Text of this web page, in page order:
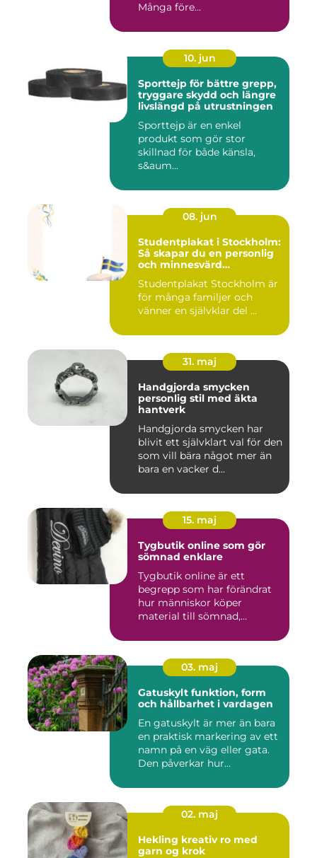
Många före...
10. jun
Sporttejp för bättre grepp,
tryggare skydd och längre
livslängd på utrustningen
Sporttejp är en enkel
produkt som gör stor
skillnad för både känsla,
s&aum...
08. jun
Studentplakat i Stockholm:
Så skapar du en personlig
och minnesvärd
Studentplakat Stockholm är
för många familjer och
vänner en självklar del ...
31. maj
Handgjorda smycken
personlig stil med äkta
hantverk
Handgjorda smycken har
blivit ett självklart val för den
som vill bära något mer än
bara en vacker d...
15. maj
Tygbutik online som gör
sömnad enklare
Tygbutik online är ett
begrepp som har förändrat
hur människor köper
material till sömnad,
03. maj
Gatuskylt funktion, form
och hållbarhet i vardagen
En gatuskylt är mer än bara
en praktisk markering av ett
namn på en väg eller gata.
Den påverkar hur...
02. maj
Hekling kreativ ro med
garn og krok